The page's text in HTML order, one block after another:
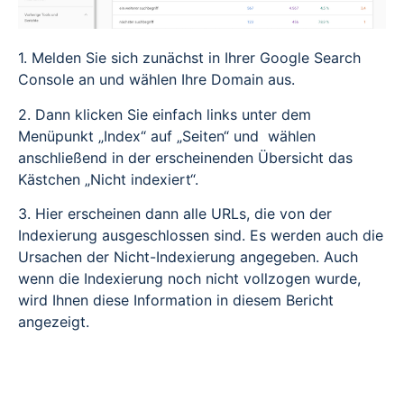
1. Melden Sie sich zunächst in Ihrer Google Search
Console an und wählen Ihre Domain aus.
2. Dann klicken Sie einfach links unter dem
Menüpunkt „Index“ auf „Seiten“ und wählen
anschließend in der erscheinenden Übersicht das
Kästchen „Nicht indexiert“.
3. Hier erscheinen dann alle URLs, die von der
Indexierung ausgeschlossen sind. Es werden auch die
Ursachen der Nicht-Indexierung angegeben. Auch
wenn die Indexierung noch nicht vollzogen wurde,
wird Ihnen diese Information in diesem Bericht
angezeigt.